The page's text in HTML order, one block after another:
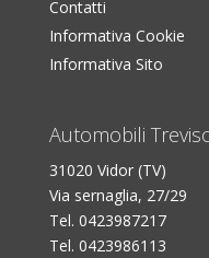
Contatti
Informativa Cookie
Informativa Sito
Automobili
31020 Vidor (TV)
Via sernaglia, 27/29
Tel. 0423987217
Tel. 0423986113